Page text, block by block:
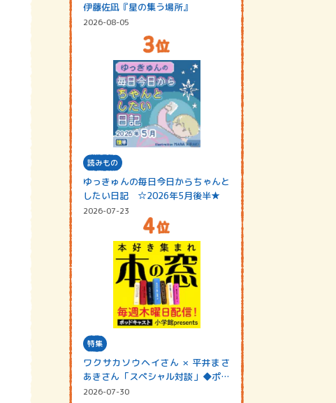
伊藤佐凪『星の集う場所』
2026-08-05
読みもの
ゆっきゅんの毎日今日からちゃんと
したい日記 ☆2026年5月後半★
2026-07-23
特集
ワクサカソウヘイさん × 平井まさ
あきさん「スペシャル対談」◆ポッ
ドキャスト…
2026-07-30